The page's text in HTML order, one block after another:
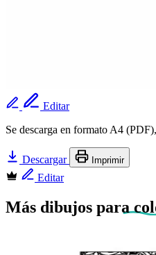
Editar
Se descarga en formato A4
Descargar Imprimir
Editar
Más dibujos para